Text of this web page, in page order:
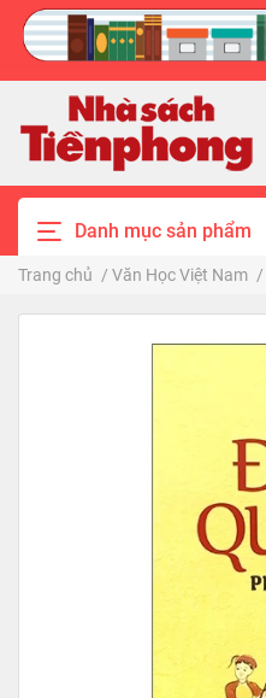
Danh mục sản phẩm
Trang chủ / Văn Học Việt Nam /